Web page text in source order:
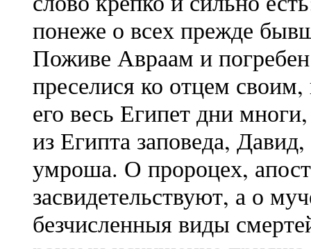
понеже о всех прежде
Поживе Авраам и
преселися ко отцем
его весь Египет дни
из Египта заповеда,
умроша. О пророцех,
засвидетельствуют, а о
безчисленныя виды